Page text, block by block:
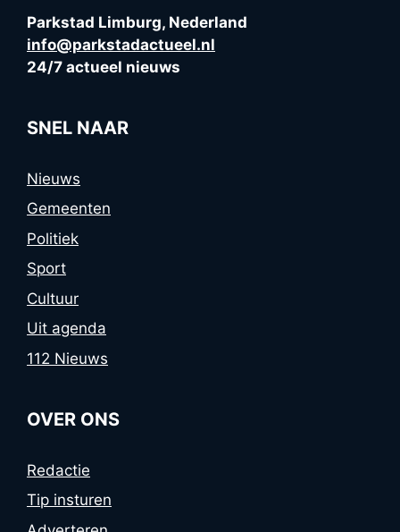
Parkstad Limburg, Nederland
info@parkstadactueel.nl
24/7 actueel nieuws
SNEL NAAR
Nieuws
Gemeenten
Politiek
Sport
Cultuur
Uit agenda
112 Nieuws
OVER ONS
Redactie
Tip insturen